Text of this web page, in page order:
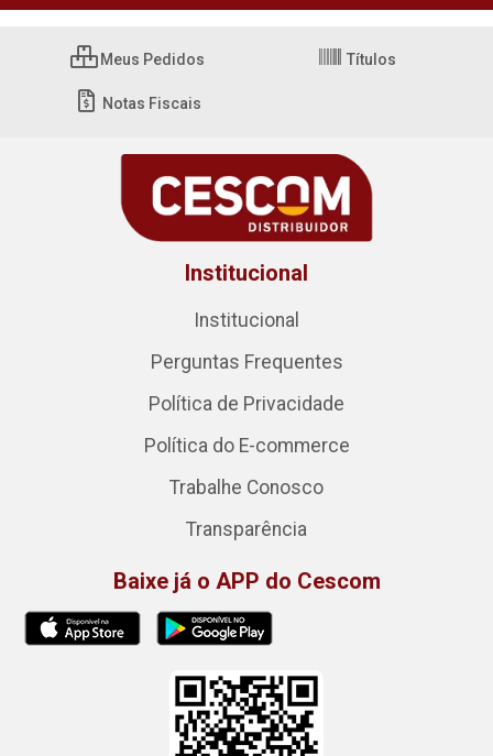
Meus Pedidos Títulos
Notas Fiscais
Institucional
Institucional
Perguntas Frequentes
Política de Privacidade
Política do E-commerce
Trabalhe Conosco
Transparência
Baixe já o APP do Cescom